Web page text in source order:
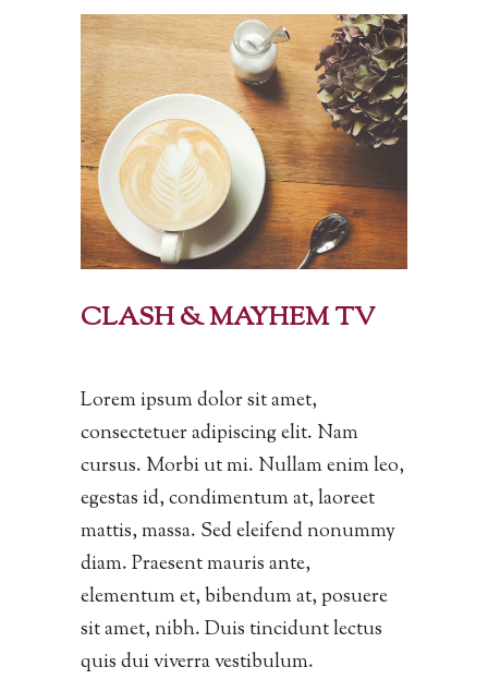
CLASH & MAYHEM TV
Lorem ipsum dolor sit amet,
consectetuer adipiscing elit. Nam
cursus. Morbi ut mi. Nullam enim leo,
egestas id, condimentum at, laoreet
mattis, massa. Sed eleifend nonummy
diam. Praesent mauris ante,
elementum et, bibendum at, posuere
sit amet, nibh. Duis tincidunt lectus
quis dui viverra vestibulum.